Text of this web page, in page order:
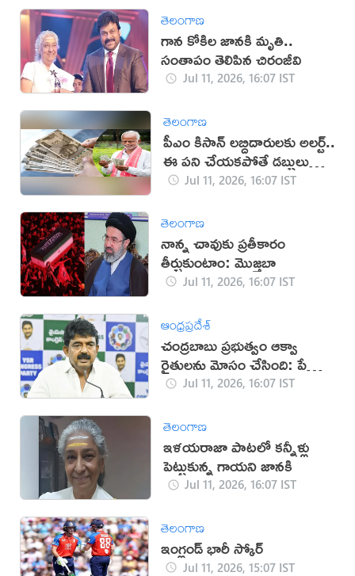
తెలంగాణ
గాన కోకిల జానకి మృతి..
సంతాపం తెలిపిన చిరంజీవి
Jul 11, 2026, 16:07 IST
తెలంగాణ
పీఎం కిసాన్ లబ్దిదారులకు అలర్ట్..
ఈ పని చేయకపోతే డబ్బులు
కట్!Jul 11, 2026, 16:07 IST
తెలంగాణ
నాన్న చావుకు ప్రతీకారం
తీర్చుకుంటాం: మొజ్తబా
Jul 11, 2026, 16:07 IST
ఆంధ్రప్రదేశ్
చంద్రబాబు ప్రభుత్వం ఆక్వా
రైతులను మోసం చేసింది: పేర్ని
నానిJul 11, 2026, 16:07 IST
తెలంగాణ
ఇళయరాజా పాటలో కన్నీళ్లు
పెట్టుకున్న గాయని జానకి
Jul 11, 2026, 16:07 IST
తెలంగాణ
ఇంగ్లండ్ భారీ స్కోర్
Jul 11, 2026, 15:07 IST